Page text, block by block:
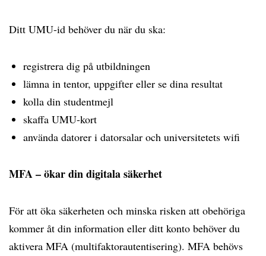
Ditt UMU-id behöver du när du ska:
registrera dig på utbildningen
lämna in tentor, uppgifter eller se dina resultat
kolla din studentmejl
skaffa UMU-kort
använda datorer i datorsalar och universitetets wifi
MFA – ökar din digitala säkerhet
För att öka säkerheten och minska risken att obehöriga
kommer åt din information eller ditt konto behöver du
aktivera MFA (multifaktorautentisering). MFA behövs